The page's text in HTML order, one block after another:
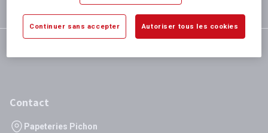
satisfaction totale
Contact
Papeteries Pichon
Continuer sans accepter Autoriser tous les cookies